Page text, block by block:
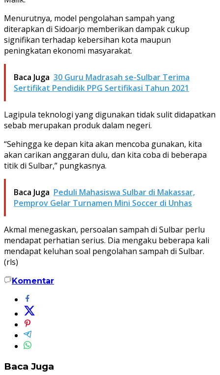
Menurutnya, model pengolahan sampah yang
diterapkan di Sidoarjo memberikan dampak cukup
signifikan terhadap kebersihan kota maupun
peningkatan ekonomi masyarakat.
Baca Juga 30 Guru Madrasah se-Sulbar Terima
Sertifikat Pendidik PPG Sertifikasi Tahun 2021
Lagipula teknologi yang digunakan tidak sulit didapatkan
sebab merupakan produk dalam negeri.
“Sehingga ke depan kita akan mencoba gunakan, kita
akan carikan anggaran dulu, dan kita coba di beberapa
titik di Sulbar,” pungkasnya.
Baca Juga Peduli Mahasiswa Sulbar di Makassar,
Pemprov Gelar Turnamen Mini Soccer di Unhas
Akmal menegaskan, persoalan sampah di Sulbar perlu
mendapat perhatian serius. Dia mengaku beberapa kali
mendapat keluhan soal pengolahan sampah di Sulbar.
(rls)
Komentar
Baca Juga